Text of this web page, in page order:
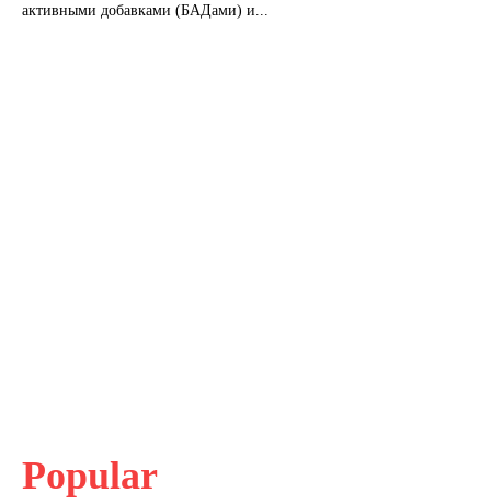
активными добавками (БАДами) и...
Popular